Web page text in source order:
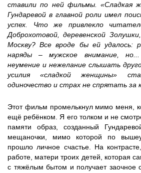
ставили по ней фильмы. «Сладкая
Гундаревой в главной роли имел
успех. Что же привлекло
Доброхотовой, деревенской
Москву? Все вроде бы ей удалось:
наряды – мужское внимание, но...
неумение и нежелание слышать
усилия «сладкой женщины»
одиночество и страх не спрятать за
Этот фильм промелькнул мимо меня,
ещё ребёнком. Я его толком и не
памяти образ, созданный
мещаночки, мимо которой по
прошло личное счастье. На
работе, матери троих детей, которая
с тяжёлым бытом и получает заочное